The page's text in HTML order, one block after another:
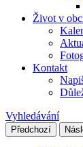
Život v
Kontakt
Vyhledávání
Předchozí